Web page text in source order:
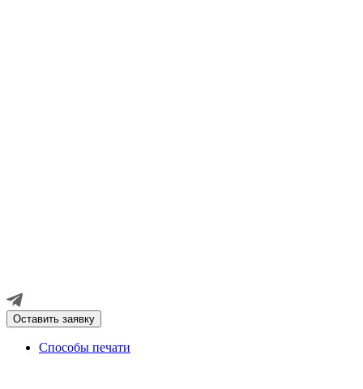
Оставить заявку
Способы печати